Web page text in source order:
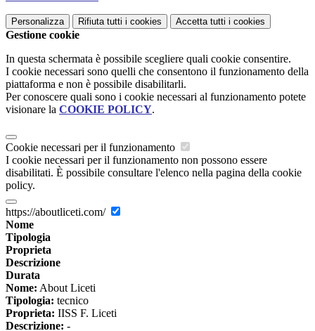
Personalizza Rifiuta tutti i cookies Accetta tutti i cookies
Gestione cookie
In questa schermata è possibile scegliere quali cookie consentire.
I cookie necessari sono quelli che consentono il funzionamento della
piattaforma e non è possibile disabilitarli.
Per conoscere quali sono i cookie necessari al funzionamento potete
visionare la COOKIE POLICY.
Cookie necessari per il funzionamento
I cookie necessari per il funzionamento non possono essere
disabilitati. È possibile consultare l'elenco nella pagina della cookie
policy.
https://aboutliceti.com/
Nome
Tipologia
Proprieta
Descrizione
Durata
Nome: About Liceti
Tipologia: tecnico
Proprieta: IISS F. Liceti
Descrizione: -